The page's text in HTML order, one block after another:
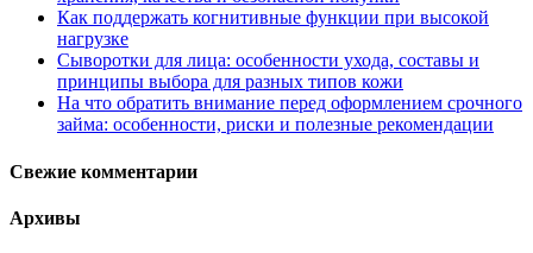
Как поддержать когнитивные функции при высокой
нагрузке
Сыворотки для лица: особенности ухода, составы и
принципы выбора для разных типов кожи
На что обратить внимание перед оформлением срочного
займа: особенности, риски и полезные рекомендации
Свежие комментарии
Архивы